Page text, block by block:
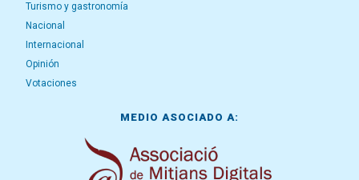
Turismo y gastronomía
Nacional
Internacional
Opinión
Votaciones
MEDIO ASOCIADO A: